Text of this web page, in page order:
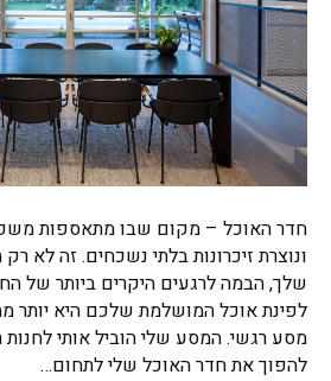
חדר האוכל – מקום שבו מתאספות
ונוצרת זיכרונות בלתי נשכחים. זה לא
שלך, הבמה לרגעים היקרים ביותר של
לפינת אוכל המושלמת שלכם היא יותר
מסע רגשי. המסע שלי הוביל אותי
להפוך את חדר האוכל שלי לתחום…